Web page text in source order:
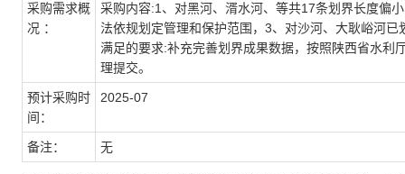
采购需求概
况 ：
采购内容:1、对黑河、湑水河、等共17条划界长度偏
法依规划定管理和保护范围，3、对沙河、大耿峪河
满足的要求:补充完善划界成果数据，按照陕西省水利
理提交。
预计采购时
间：
2025-07
备注： 无